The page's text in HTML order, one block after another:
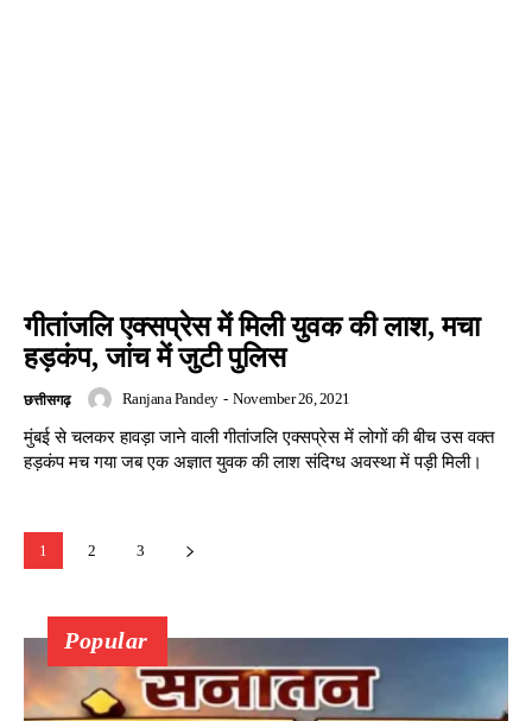
गीतांजलि एक्सप्रेस में मिली युवक की लाश, मचा
हड़कंप, जांच में जुटी पुलिस
छत्तीसगढ़ Ranjana Pandey - November 26, 2021
मुंबई से चलकर हावड़ा जाने वाली गीतांजलि एक्सप्रेस में लोगों की बीच उस वक्त
हड़कंप मच गया जब एक अज्ञात युवक की लाश संदिग्ध अवस्था में पड़ी मिली।
1 2 3
Popular